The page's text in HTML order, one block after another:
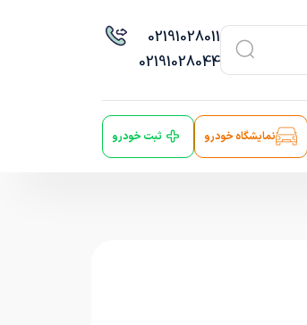
02191028011
02191028044
نمایشگاه خودرو ثبت خودرو